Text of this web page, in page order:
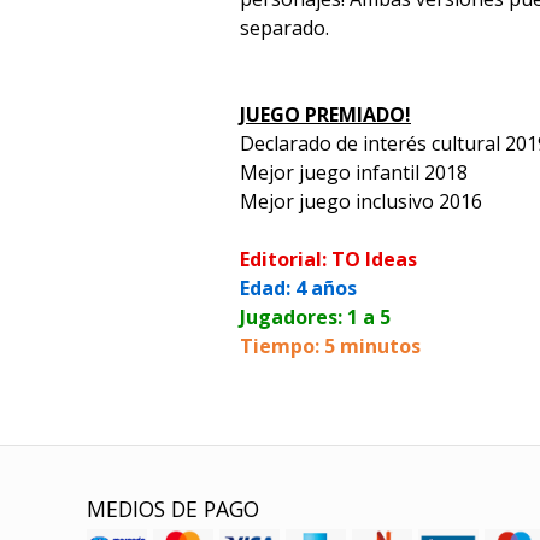
separado.
JUEGO PREMIADO!
Declarado de interés cultural
Mejor juego infantil 2018
Mejor juego inclusivo 2016
Editorial: TO Ideas
Edad: 4 años
Jugadores: 1 a 5
Tiempo: 5 minutos
MEDIOS DE PAGO